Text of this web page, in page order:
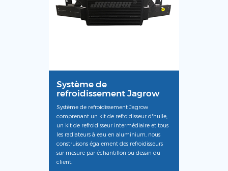
Système de
refroidissement Jagrow
Système de refroidissement Jagrow
comprenant un kit de refroidisseur d'huile,
un kit de refroidisseur intermédiaire et tous
les radiateurs à eau en aluminium, nous
construisons également des refroidisseurs
sur mesure par échantillon ou dessin du
client.